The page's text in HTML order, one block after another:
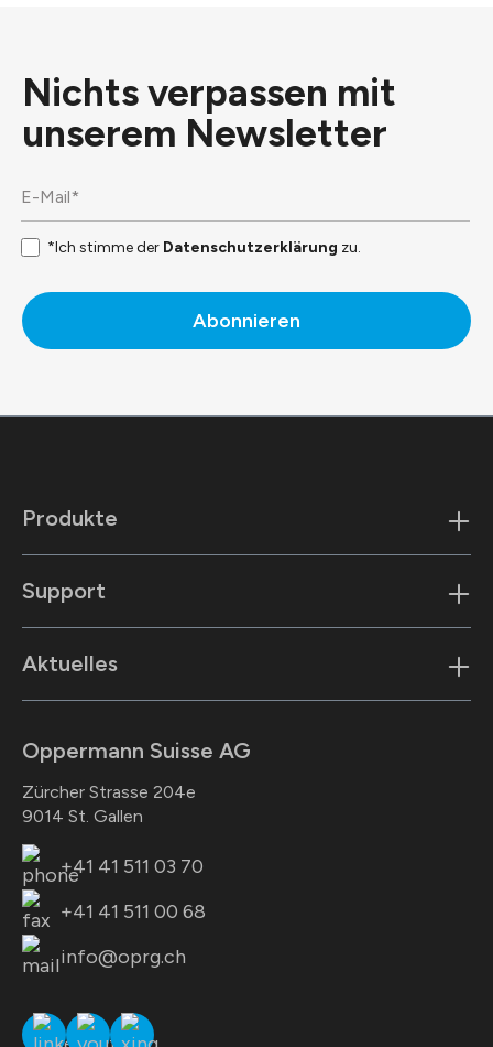
Nichts verpassen mit
unserem Newsletter
*Ich stimme der Datenschutzerklärung zu.
Abonnieren
Oppermann Suisse AG
Zürcher Strasse 204e
9014 St. Gallen
+41 41 511 03 70
+41 41 511 00 68
info@oprg.ch
Produkte
Support
Aktuelles